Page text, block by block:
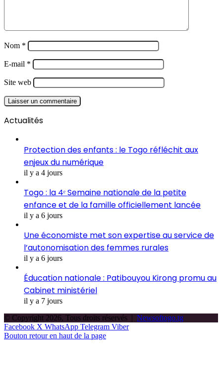
Nom *
E-mail *
Site web
Actualités
Protection des enfants : le Togo réfléchit aux
enjeux du numérique
il y a 4 jours
Togo : la 4ᵉ Semaine nationale de la petite
enfance et de la famille officiellement lancée
il y a 6 jours
Une économiste met son expertise au service de
l’autonomisation des femmes rurales
il y a 6 jours
Éducation nationale : Patibouyou Kirong promu au
Cabinet ministériel
il y a 7 jours
© Copyright 2026, Tous droits réservés | Newsoftogo.tg
Facebook X WhatsApp Telegram Viber
Bouton retour en haut de la page